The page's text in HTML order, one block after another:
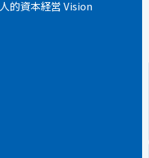
人的資本経営 Vision